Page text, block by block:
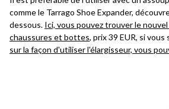
comme le Tarrago Shoe Expander,
dessous. Ici, vous pouvez trouver le
chaussures et bottes, prix 39 EUR, si
sur la façon d'utiliser l'élargisseur, vous